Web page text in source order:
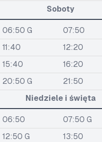
Soboty
06:50 G 07:50
11:40 12:20
15:40 16:20
20:50 G 21:50
Niedziele i święta
06:50 07:50 G
12:50 G 13:50